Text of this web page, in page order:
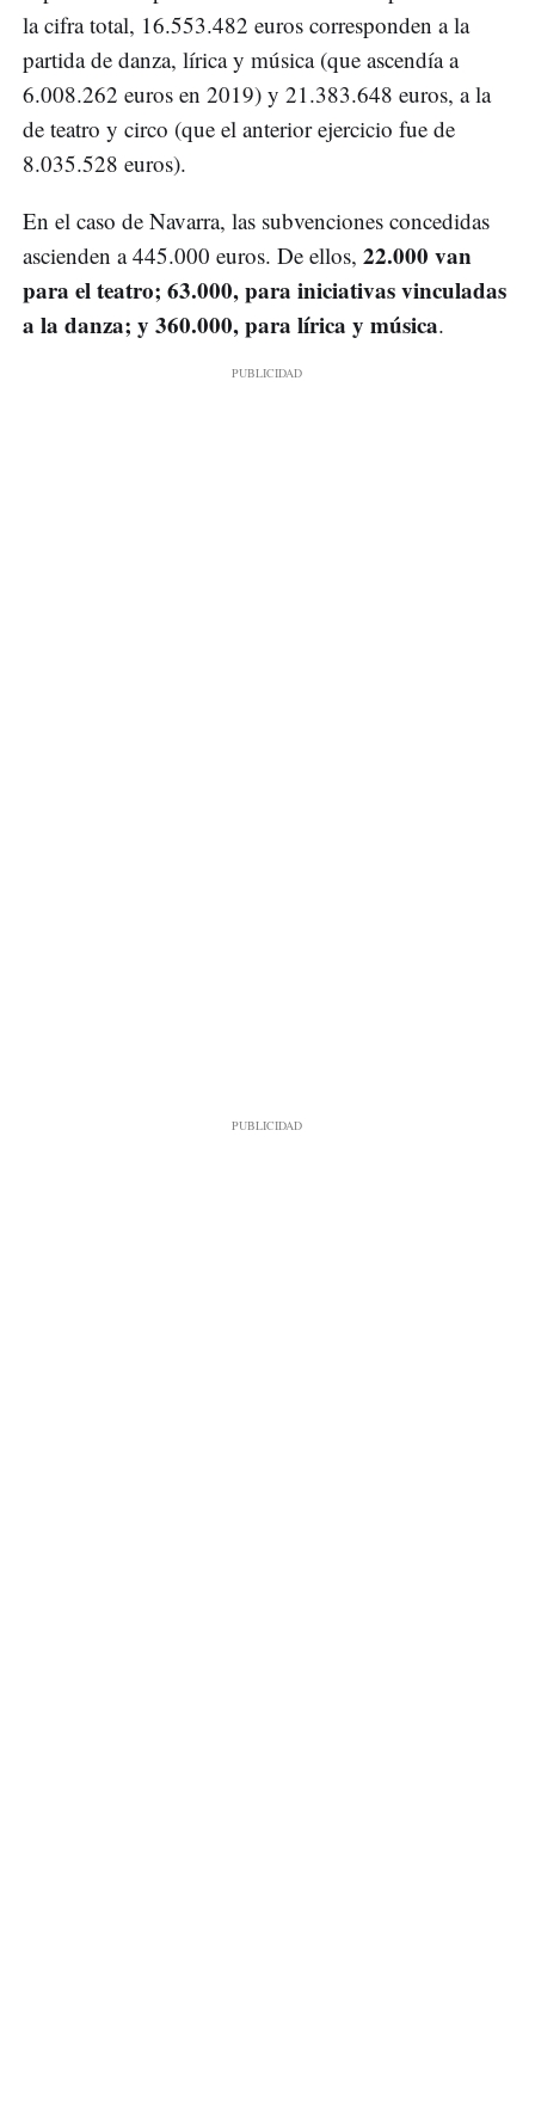
la cifra total, 16.553.482 euros corresponden a la
partida de danza, lírica y música (que ascendía a
6.008.262 euros en 2019) y 21.383.648 euros, a la
de teatro y circo (que el anterior ejercicio fue de
8.035.528 euros).
En el caso de Navarra, las subvenciones concedidas
ascienden a 445.000 euros. De ellos, 22.000 van
para el teatro; 63.000, para iniciativas vinculadas
a la danza; y 360.000, para lírica y música.